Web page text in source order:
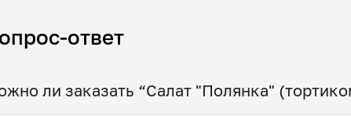
ответ
ли заказать “Салат "Полянка"